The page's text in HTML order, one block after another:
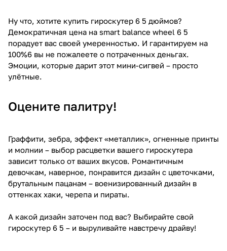
Ну что, хотите купить гироскутер 6 5 дюймов?
Демократичная цена на smart balance wheel 6 5
порадует вас своей умеренностью. И гарантируем на
100%6 вы не пожалеете о потраченных деньгах.
Эмоции, которые дарит этот мини-сигвей – просто
улётные.
Оцените палитру!
Граффити, зебра, эффект «металлик», огненные принты
и молнии – выбор расцветки вашего гироскутера
зависит только от ваших вкусов. Романтичным
девочкам, наверное, понравится дизайн с цветочками,
брутальным пацанам – военизированный дизайн в
оттенках хаки, черепа и пираты.
А какой дизайн заточен под вас? Выбирайте свой
гироскутер 6 5 – и выруливайте навстречу драйву!